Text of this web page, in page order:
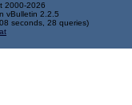
2000-2026
vBulletin 2.2.5
seconds, 28 queries)